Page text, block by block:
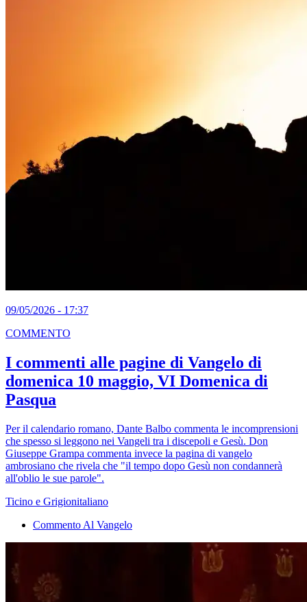
09/05/2026 - 17:37
COMMENTO
I commenti alle pagine di Vangelo di
domenica 10 maggio, VI Domenica di
Pasqua
Per il calendario romano, Dante Balbo commenta le incomprensioni
che spesso si leggono nei Vangeli tra i discepoli e Gesù. Don
Giuseppe Grampa commenta invece la pagina di vangelo
ambrosiano che rivela che "il tempo dopo Gesù non condannerà
all'oblio le sue parole".
Ticino e Grigionitaliano
Commento Al Vangelo